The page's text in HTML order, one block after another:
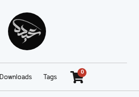
Downloads Tags
0